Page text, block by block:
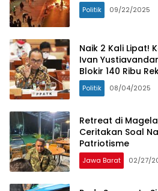
Politik 09/22/2025
Naik 2 Kali Lipat!
Ivan
Blokir 140 Ribu
Politik 08/04/2025
Retreat di
Ceritakan Soal
Patriotisme
Jawa Barat 02/27/